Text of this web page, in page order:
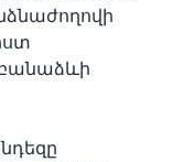
բանաձևի